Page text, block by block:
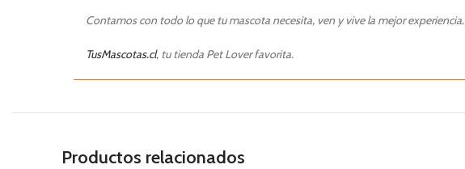
Contamos con todo lo que tu mascota necesita, ven y vive la mejor experiencia.
TusMascotas.cl, tu tienda Pet Lover favorita.
Productos relacionados